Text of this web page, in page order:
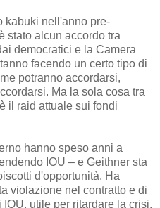
kabuki nell'anno pre-
stato alcun accordo tra
democratici e la Camera
facendo un certo tipo di
potranno accordarsi,
Ma la sola cosa tra
il raid attuale sui fondi
hanno speso anni a
IOU – e Geithner sta
d'opportunità. Ha
violazione nel contratto e di
utile per ritardare la crisi,